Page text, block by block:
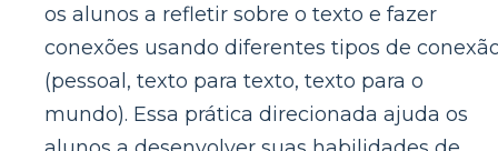
os alunos a refletir sobre o texto e fazer
conexões usando diferentes tipos de
(pessoal, texto para texto, texto para o
mundo). Essa prática direcionada ajuda os